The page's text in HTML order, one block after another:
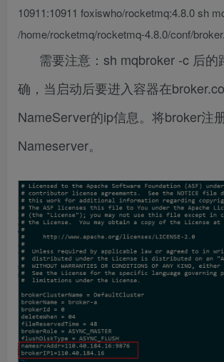
10911:10911 foxiswho/rocketmq:4.8.0 sh
/home/rocketmq/rocketmq-4.8.0/conf/
需要注意：sh mqbroker -c 后的
确，当启动后要进入容器在
NameServer的ip信息。将broker注
Nameserver。